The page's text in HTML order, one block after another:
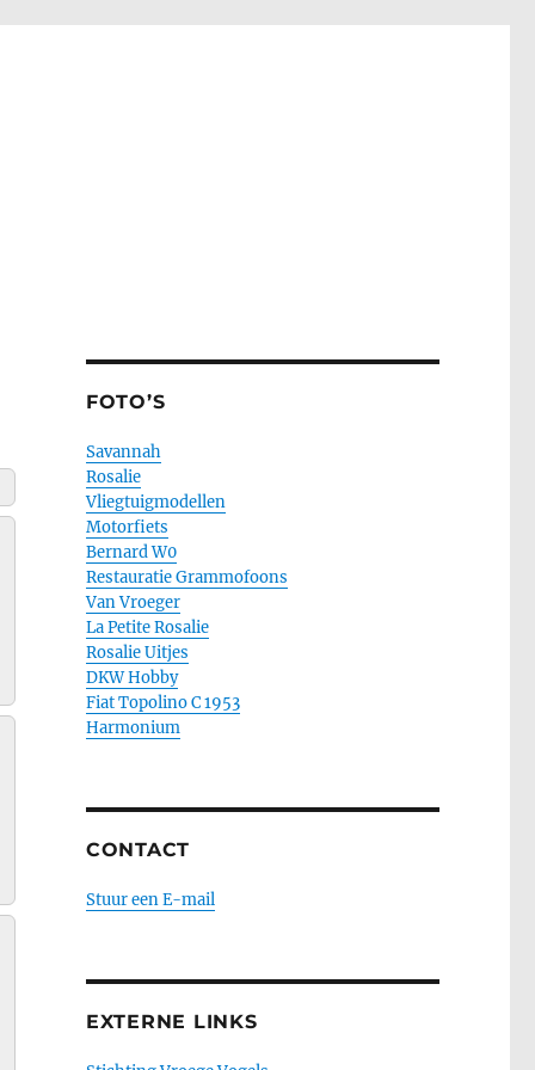
FOTO’S
Savannah
Rosalie
Vliegtuigmodellen
Motorfiets
Bernard W0
Restauratie Grammofoons
Van Vroeger
La Petite Rosalie
Rosalie Uitjes
DKW Hobby
Fiat Topolino C 1953
Harmonium
CONTACT
Stuur een E-mail
EXTERNE LINKS